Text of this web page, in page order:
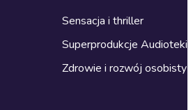
Sensacja i thriller
Superprodukcje Audioteki
Zdrowie i rozwój osobisty